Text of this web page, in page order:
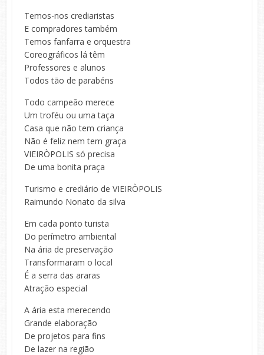
Temos-nos crediaristas
E compradores também
Temos fanfarra e orquestra
Coreográficos lá têm
Professores e alunos
Todos tão de parabéns
Todo campeão merece
Um troféu ou uma taça
Casa que não tem criança
Não é feliz nem tem graça
VIEIRÒPOLIS só precisa
De uma bonita praça
Turismo e crediário de VIEIRÒPOLIS
Raimundo Nonato da silva
Em cada ponto turista
Do perímetro ambiental
Na ária de preservação
Transformaram o local
É a serra das araras
Atração especial
A ária esta merecendo
Grande elaboração
De projetos para fins
De lazer na região